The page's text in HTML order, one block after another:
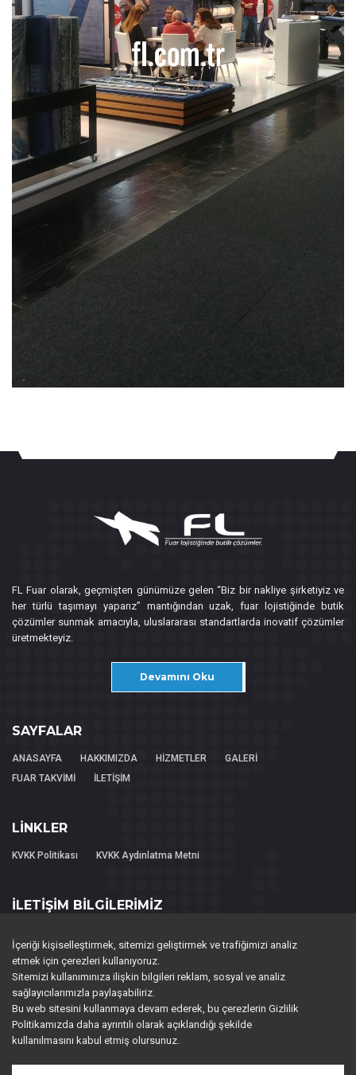
FL Fuar olarak, geçmişten günümüze gelen “Biz bir nakliye şirketiyiz ve
her türlü taşımayı yaparız” mantığından uzak, fuar lojistiğinde butik
çözümler sunmak amacıyla, uluslararası standartlarda inovatif çözümler
üretmekteyiz.
Devamını Oku
SAYFALAR
ANASAYFA HAKKIMIZDA HİZMETLER
GALERİ
FUAR TAKVİMİ
İLETİŞİM
LİNKLER
KVKK Politikası KVKK Aydınlatma Metni
İLETİŞİM BİLGİLERİMİZ
FL FUAR LOJİSTİK HİZMETLERİ TAŞIMACILIK LTD.ŞTİ..
Piri Reis Mah. 2063. Sok. NEW Residence No:2 K:3 D:143
Esenyurt / İstanbul
0 (212) 599 67 21-22
0 (212) 599 67 25
İçeriği kişiselleştirmek, sitemizi geliştirmek ve trafiğimizi analiz
etmek için çerezleri kullanıyoruz.
Sitemizi kullanımınıza ilişkin bilgileri reklam, sosyal ve analiz
sağlayıcılarımızla paylaşabiliriz.
Bu web sitesini kullanmaya devam ederek, bu çerezlerin Gizlilik
Politikamızda daha ayrıntılı olarak açıklandığı şekilde
kullanılmasını kabul etmiş olursunuz.